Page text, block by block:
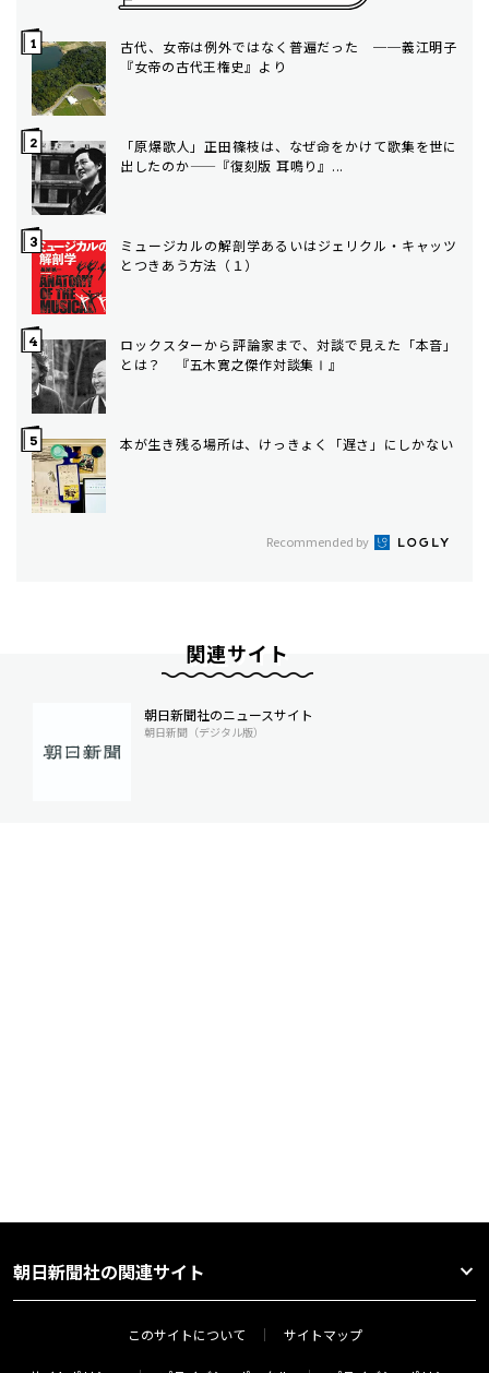
古代、女帝は例外ではなく普遍だった ──義江明子
『女帝の古代王権史』より
「原爆歌人」正田篠枝は、なぜ命をかけて歌集を世に
出したのか——『復刻版 耳鳴り』...
ミュージカルの解剖学――あるいはジェリクル・キャッツ
とつきあう方法（１）
ロックスターから評論家まで、対談で見えた「本音」
とは？ 『五木寛之傑作対談集Ⅰ』
本が生き残る場所は、けっきょく「遅さ」にしかない
Recommended by
関連サイト
朝日新聞社のニュースサイト
朝日新聞（デジタル版）
朝日新聞社の関連サイト
このサイトについて サイトマップ